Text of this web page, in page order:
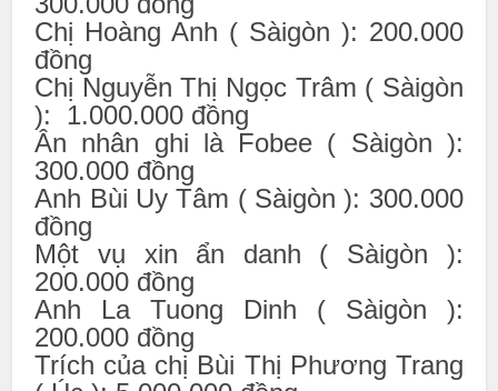
Chị Hoàng Anh ( Sàigòn ): 200.000
đồng
Chị Nguyễn Thị Ngọc Trâm ( Sàigòn
): 1.000.000 đồng
Ân nhân ghi là Fobee ( Sàigòn ):
300.000 đồng
Anh Bùi Uy Tâm ( Sàigòn ): 300.000
đồng
Một vụ xin ẩn danh ( Sàigòn ):
200.000 đồng
Anh La Tuong Dinh ( Sàigòn ):
200.000 đồng
Trích của chị Bùi Thị Phương Trang